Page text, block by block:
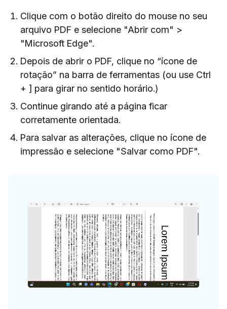
Clique com o botão direito do mouse no seu
arquivo PDF e selecione "Abrir com" >
"Microsoft Edge".
Depois de abrir o PDF, clique no “ícone de
rotação” na barra de ferramentas (ou use Ctrl
+ ] para girar no sentido horário.)
Continue girando até a página ficar
corretamente orientada.
Para salvar as alterações, clique no ícone de
impressão e selecione "Salvar como PDF".